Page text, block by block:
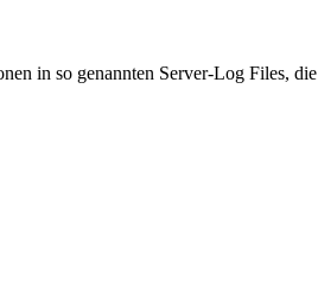
in so genannten Server-Log Files, die